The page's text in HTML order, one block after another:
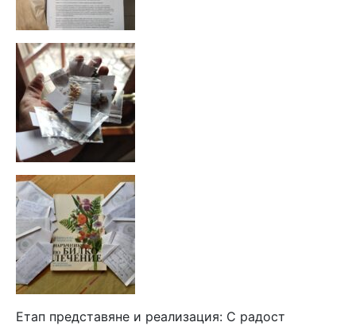
Етап представяне и реализация: С радост